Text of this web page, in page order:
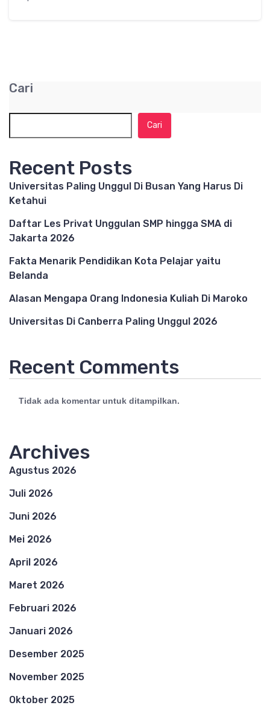
Cari
Cari
Recent Posts
Universitas Paling Unggul Di Busan Yang Harus Di
Ketahui
Daftar Les Privat Unggulan SMP hingga SMA di
Jakarta 2026
Fakta Menarik Pendidikan Kota Pelajar yaitu
Belanda
Alasan Mengapa Orang Indonesia Kuliah Di Maroko
Universitas Di Canberra Paling Unggul 2026
Recent Comments
Tidak ada komentar untuk ditampilkan.
Archives
Agustus 2026
Juli 2026
Juni 2026
Mei 2026
April 2026
Maret 2026
Februari 2026
Januari 2026
Desember 2025
November 2025
Oktober 2025